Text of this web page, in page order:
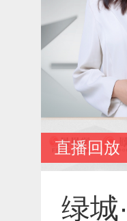
绿城